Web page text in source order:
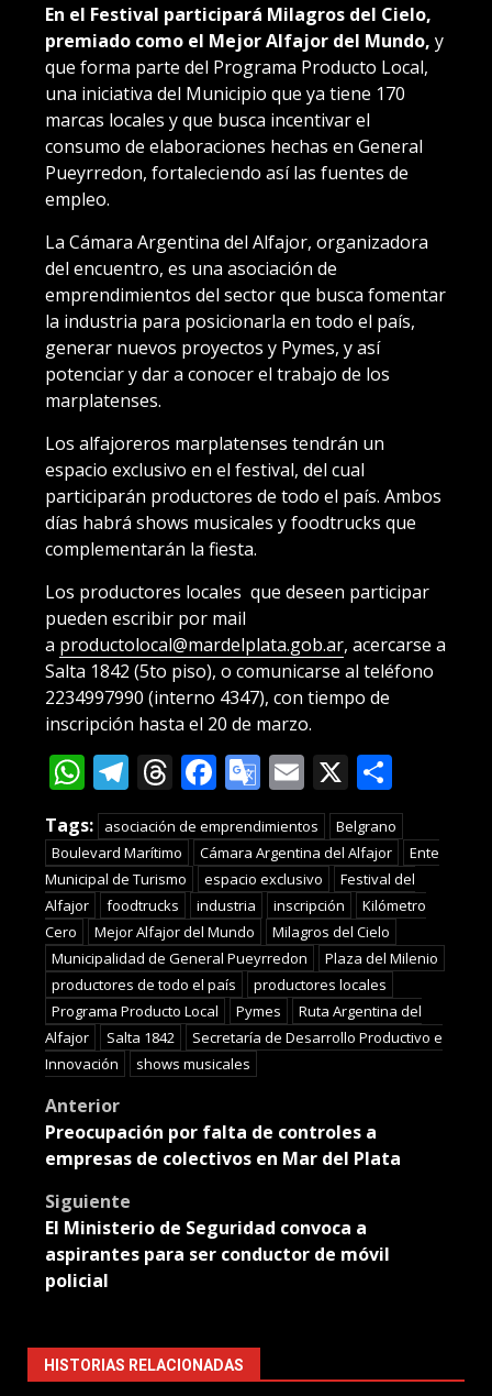
En el Festival participará Milagros del Cielo,
premiado como el Mejor Alfajor del Mundo, y
que forma parte del Programa Producto Local,
una iniciativa del Municipio que ya tiene 170
marcas locales y que busca incentivar el
consumo de elaboraciones hechas en General
Pueyrredon, fortaleciendo así las fuentes de
empleo.
La Cámara Argentina del Alfajor, organizadora
del encuentro, es una asociación de
emprendimientos del sector que busca fomentar
la industria para posicionarla en todo el país,
generar nuevos proyectos y Pymes, y así
potenciar y dar a conocer el trabajo de los
marplatenses.
Los alfajoreros marplatenses tendrán un
espacio exclusivo en el festival, del cual
participarán productores de todo el país. Ambos
días habrá shows musicales y foodtrucks que
complementarán la fiesta.
Los productores locales que deseen participar
pueden escribir por mail
a productolocal@mardelplata.gob.ar, acercarse a
Salta 1842 (5to piso), o comunicarse al teléfono
2234997990 (interno 4347), con tiempo de
inscripción hasta el 20 de marzo.
WhatsApp
Telegram
Threads
Facebook
Google
Translate
Email
X
Tags: asociación de emprendimientos
Belgrano
Boulevard Marítimo
Cámara Argentina del Alfajor
Ente
Municipal de Turismo
espacio exclusivo
Festival del
Alfajor
foodtrucks industria inscripción
Kilómetro
Cero
Mejor Alfajor del Mundo
Milagros del Cielo
Municipalidad de General Pueyrredon
Plaza del Milenio
productores de todo el país
productores locales
Programa Producto Local
Pymes
Ruta Argentina del
Alfajor
Salta 1842
Secretaría de Desarrollo Productivo e
Innovación
shows musicales
Post
navigation
Anterior
Preocupación por falta de controles a
empresas de colectivos en Mar del Plata
Siguiente
El Ministerio de Seguridad convoca a
aspirantes para ser conductor de móvil
policial
HISTORIAS RELACIONADAS